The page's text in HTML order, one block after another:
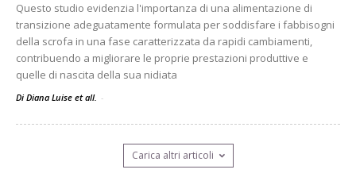
Questo studio evidenzia l'importanza di una alimentazione di
transizione adeguatamente formulata per soddisfare i fabbisogni
della scrofa in una fase caratterizzata da rapidi cambiamenti,
contribuendo a migliorare le proprie prestazioni produttive e
quelle di nascita della sua nidiata
Di Diana Luise et all. -
Carica altri articoli